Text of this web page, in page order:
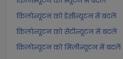
किलोन्यूटन को डेसीन्यूटन में बदलें
किलोन्यूटन को सेंटीन्यूटन में बदलें
किलोन्यूटन को मिलीन्यूटन में बदलें